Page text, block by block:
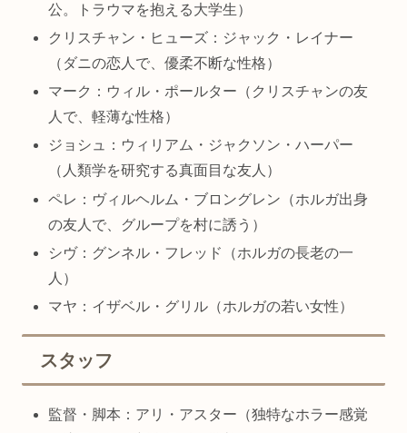
公。トラウマを抱える大学生）
クリスチャン・ヒューズ：ジャック・レイナー
（ダニの恋人で、優柔不断な性格）
マーク：ウィル・ポールター（クリスチャンの友
人で、軽薄な性格）
ジョシュ：ウィリアム・ジャクソン・ハーパー
（人類学を研究する真面目な友人）
ペレ：ヴィルヘルム・ブロングレン（ホルガ出身
の友人で、グループを村に誘う）
シヴ：グンネル・フレッド（ホルガの長老の一
人）
マヤ：イザベル・グリル（ホルガの若い女性）
スタッフ
監督・脚本：アリ・アスター（独特なホラー感覚